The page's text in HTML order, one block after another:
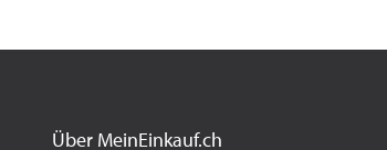
Über MeinEinkauf.ch